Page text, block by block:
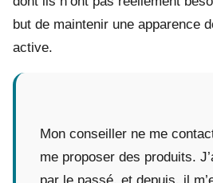
but de maintenir une apparence
active.
Mon conseiller ne me
me proposer des produits.